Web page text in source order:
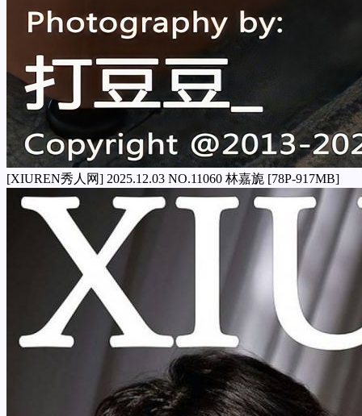
[XIUREN秀人网] 2025.12.03 NO.11060 林嘉旎 [78P-917MB]